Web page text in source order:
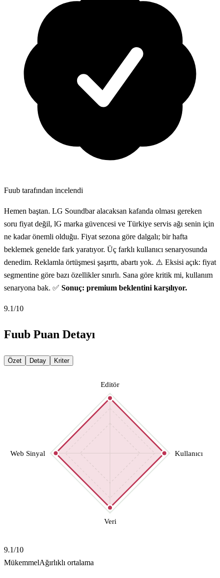
Fuub tarafından incelendi
Hemen baştan. LG Soundbar alacaksan kafanda olması gereken
soru fiyat değil, lG marka güvencesi ve Türkiye servis ağı senin için
ne kadar önemli olduğu. Fiyat sezona göre dalgalı; bir hafta
beklemek genelde fark yaratıyor. Üç farklı kullanıcı senaryosunda
denedim. Reklamla örtüşmesi şaşırttı, abartı yok. ⚠️ Eksisi açık: fiyat
segmentine göre bazı özellikler sınırlı. Sana göre kritik mi, kullanım
senaryona bak. ✅ Sonuç: premium beklentini karşılıyor.
9.1/10
Fuub Puan Detayı
Özet Detay Kriter
Editör
Kullanıcı
Veri
Web Sinyal
9.1/10
MükemmelAğırlıklı ortalama